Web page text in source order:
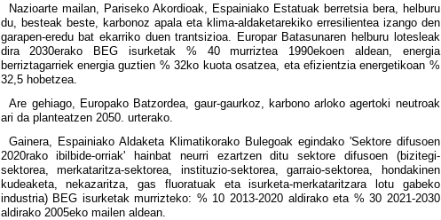
Nazioarte mailan, Pariseko Akordioak, Espainiako Estatuak berretsia bera, helburu
du, besteak beste, karbonoz apala eta klima-aldaketarekiko erresilientea izango den
garapen-eredu bat ekarriko duen trantsizioa. Europar Batasunaren helburu lotesleak
dira 2030erako BEG isurketak % 40 murriztea 1990ekoen aldean, energia
berriztagarriek energia guztien % 32ko kuota osatzea, eta efizientzia energetikoan %
32,5 hobetzea.
Are gehiago, Europako Batzordea, gaur-gaurkoz, karbono arloko agertoki neutroak
ari da planteatzen 2050. urterako.
Gainera, Espainiako Aldaketa Klimatikorako Bulegoak egindako 'Sektore difusoen
2020rako ibilbide-orriak' hainbat neurri ezartzen ditu sektore difusoen (bizitegi-
sektorea, merkataritza-sektorea, instituzio-sektorea, garraio-sektorea, hondakinen
kudeaketa, nekazaritza, gas fluoratuak eta isurketa-merkataritzara lotu gabeko
industria) BEG isurketak murrizteko: % 10 2013-2020 aldirako eta % 30 2021-2030
aldirako 2005eko mailen aldean.